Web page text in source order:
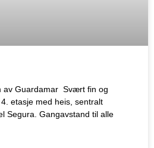
av Guardamar Svært fin og
etasje med heis, sentralt
Segura. Gangavstand til alle